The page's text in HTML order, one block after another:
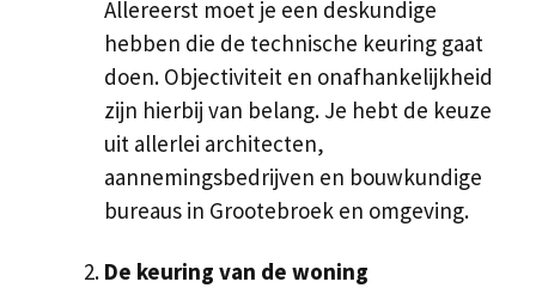
Allereerst moet je een deskundige
hebben die de technische keuring gaat
doen. Objectiviteit en onafhankelijkheid
zijn hierbij van belang. Je hebt de keuze
uit allerlei architecten,
aannemingsbedrijven en bouwkundige
bureaus in Grootebroek en omgeving.
De keuring van de woning